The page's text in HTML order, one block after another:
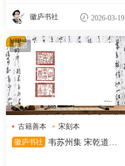
徽庐书社 2026-03-19
集部
古籍善本
宋刻本
韦苏州集
徽庐书社
韦苏州集 宋乾道七
VIP